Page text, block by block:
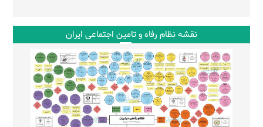
نقشه نظام رفاه و تامین اجتماعی ایران